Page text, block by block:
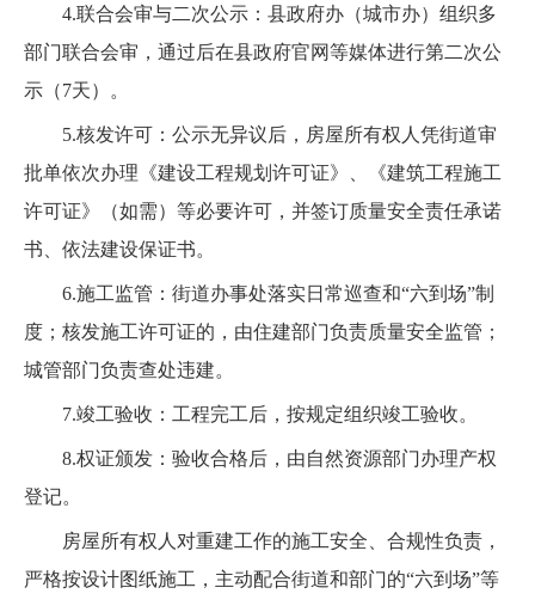
4.联合会审与二次公示：县政府办（城市办）组织多
部门联合会审，通过后在县政府官网等媒体进行第二次公
示（7天）。
5.核发许可：公示无异议后，房屋所有权人凭街道审
批单依次办理《建设工程规划许可证》、《建筑工程施工
许可证》（如需）等必要许可，并签订质量安全责任承诺
书、依法建设保证书。
6.施工监管：街道办事处落实日常巡查和“六到场”制
度；核发施工许可证的，由住建部门负责质量安全监管；
城管部门负责查处违建。
7.竣工验收：工程完工后，按规定组织竣工验收。
8.权证颁发：验收合格后，由自然资源部门办理产权
登记。
房屋所有权人对重建工作的施工安全、合规性负责，
严格按设计图纸施工，主动配合街道和部门的“六到场”等